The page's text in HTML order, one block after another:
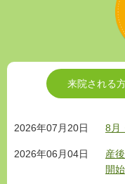
来院される
2026年07月20日 8月
2026年06月04日
産
開始